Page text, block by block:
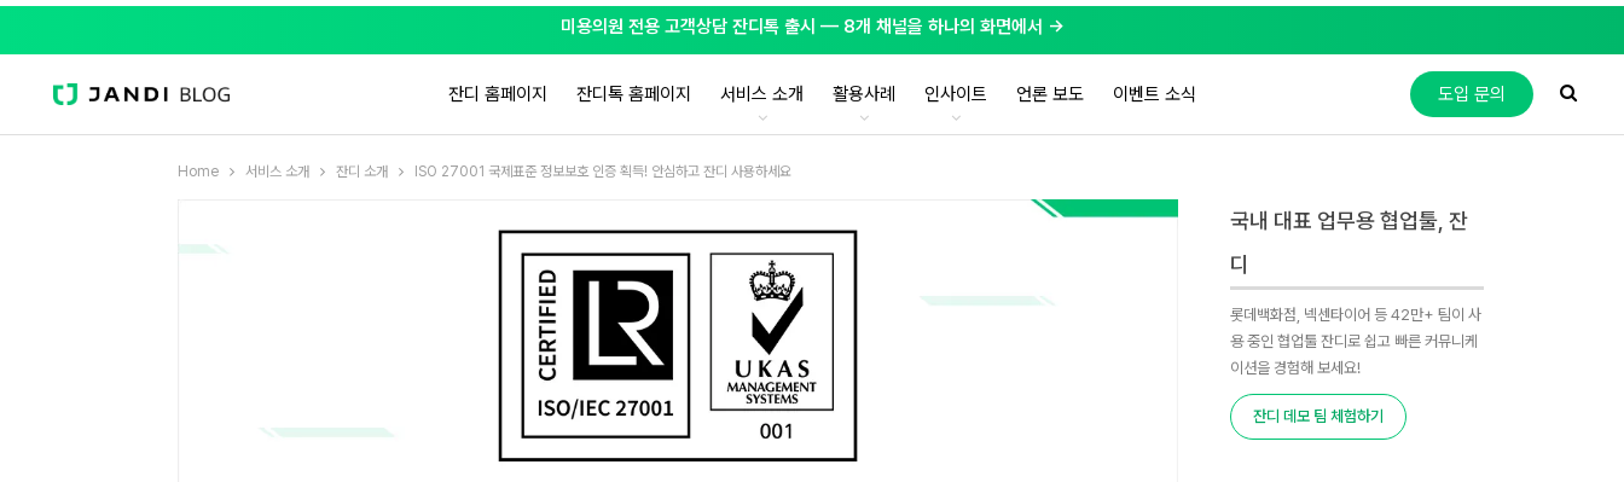
미용의원 전용 고객상담 잔디톡 출시 — 8개 채널을 하나의 화면에서 →
도입 문의
잔디 홈페이지 잔디톡 홈페이지 서비스 소개 활용사례 인사이트 언론 보도 이벤트 소식
Home 서비스 소개 잔디 소개 ISO 27001 국제표준 정보보호 인증 획득! 안심하고 잔디 사용하세요
국내 대표 업무용 협업툴, 잔
디
롯데백화점, 넥센타이어 등 42만+ 팀이 사
용 중인 협업툴 잔디로 쉽고 빠른 커뮤니케
이션을 경험해 보세요!
잔디 데모 팀 체험하기